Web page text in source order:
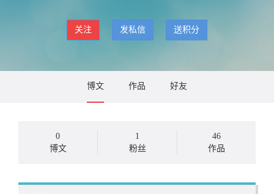
关注 发私信 送积分
博文 作品 好友
0
博文
1
粉丝
46
作品